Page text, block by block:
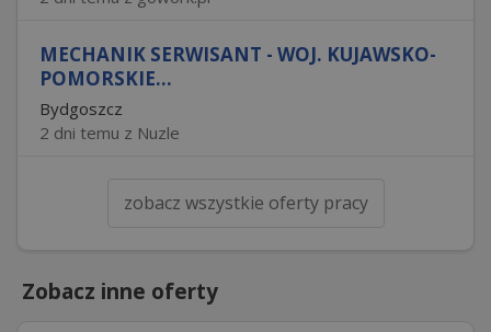
MECHANIK SERWISANT - WOJ. KUJAWSKO-
POMORSKIE...
Bydgoszcz
2 dni temu z Nuzle
zobacz wszystkie oferty pracy
Zobacz inne oferty